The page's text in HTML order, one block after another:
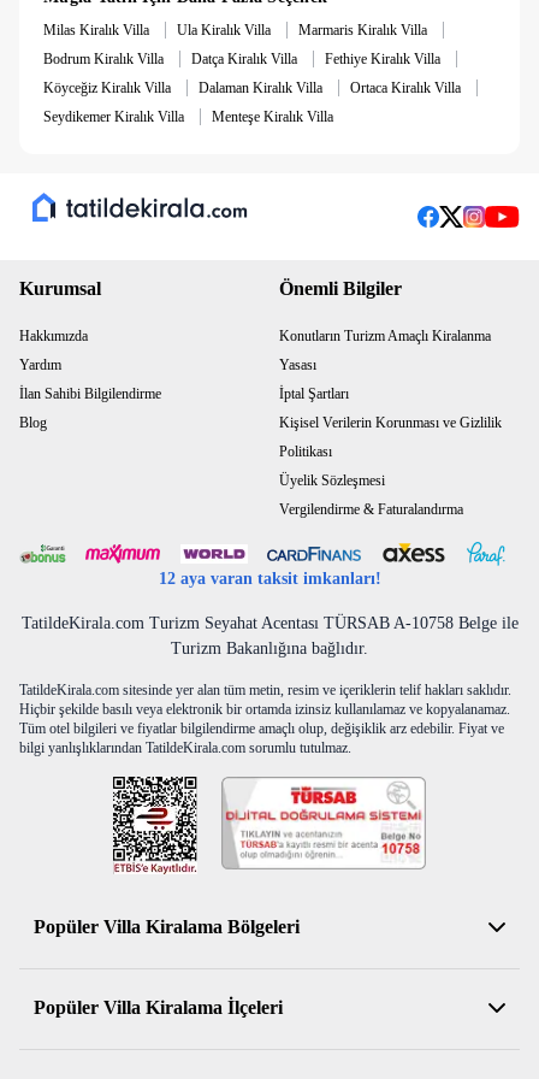
Milas Kiralık Villa | Ula Kiralık Villa | Marmaris Kiralık Villa |
Bodrum Kiralık Villa | Datça Kiralık Villa | Fethiye Kiralık Villa |
Köyceğiz Kiralık Villa | Dalaman Kiralık Villa | Ortaca Kiralık Villa |
Seydikemer Kiralık Villa | Menteşe Kiralık Villa
Kurumsal
Hakkımızda
Yardım
İlan Sahibi Bilgilendirme
Blog
Önemli Bilgiler
Konutların Turizm Amaçlı Kiralanma
Yasası
İptal Şartları
Kişisel Verilerin Korunması ve Gizlilik
Politikası
Üyelik Sözleşmesi
Vergilendirme & Faturalandırma
12 aya varan taksit imkanları!
TatildeKirala.com Turizm Seyahat Acentası TÜRSAB A-10758 Belge ile
Turizm Bakanlığına bağlıdır.
TatildeKirala.com sitesinde yer alan tüm metin, resim ve içeriklerin telif hakları saklıdır.
Hiçbir şekilde basılı veya elektronik bir ortamda izinsiz kullanılamaz ve kopyalanamaz.
Tüm otel bilgileri ve fiyatlar bilgilendirme amaçlı olup, değişiklik arz edebilir. Fiyat ve
bilgi yanlışlıklarından TatildeKirala.com sorumlu tutulmaz.
Popüler Villa Kiralama Bölgeleri
Antalya Kiralık Villa
Muğla Kiralık Villa
Aydın Kiralık Villa
Popüler Villa Kiralama İlçeleri
Kemer Kiralık Villa